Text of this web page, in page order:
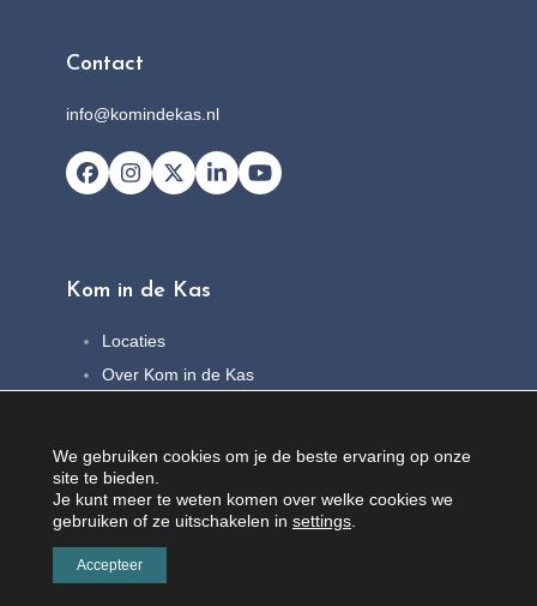
Contact
info@komindekas.nl
Facebook
Instagram
X LinkedInYouTube
Kom in de Kas
Locaties
Over Kom in de Kas
Contact
We gebruiken cookies om je de beste ervaring op onze
site te bieden.
Je kunt meer te weten komen over welke cookies we
gebruiken of ze uitschakelen in settings
Accepteer